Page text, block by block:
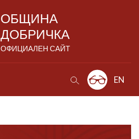
ОБЩИНА
ДОБРИЧКА
ОФИЦИАЛЕН САЙТ
EN